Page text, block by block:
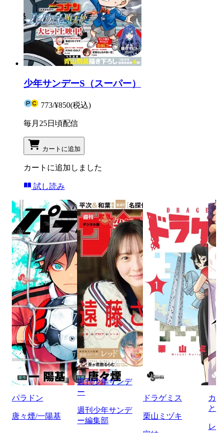
少年サンデーS（スーパー）
773/¥850(税込)
毎月25日頃配信
カートに追加
カートに追加しました
試し読み
パラドン
唐々煙/一陽基
週刊少年サンデ
ー
週刊少年サンデ
ー編集部
ドラゲミス
栗山ミヅキ
カ
と
レ